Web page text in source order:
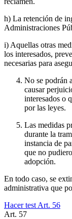
h) La retención de
Administraciones
i) Aquellas otras
los interesados,
necesarias para
No se podrán
causar
interesados o
por las leyes.
Las medidas
durante la
instancia de
que no
adopción.
En todo caso, se
administrativa que
Hacer test Art. 56
Art. 57